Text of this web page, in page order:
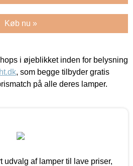
Køb nu »
i øjeblikket inden for belysning
, som begge tilbyder gratis
på alle deres lamper.
udvalg af lamper til lave priser,